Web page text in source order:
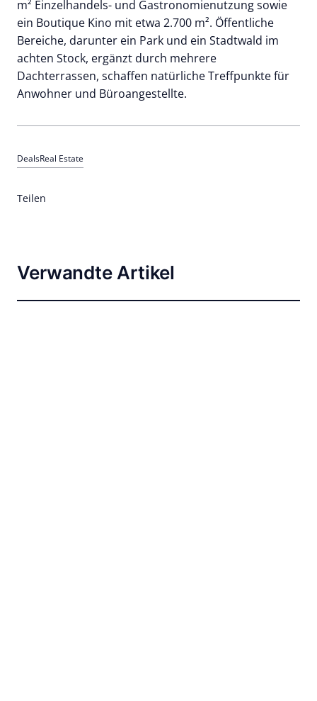
m² Einzelhandels- und Gastronomienutzung sowie
ein Boutique Kino mit etwa 2.700 m². Öffentliche
Bereiche, darunter ein Park und ein Stadtwald im
achten Stock, ergänzt durch mehrere
Dachterrassen, schaffen natürliche Treffpunkte für
Anwohner und Büroangestellte.
DealsReal Estate
Teilen
Verwandte Artikel